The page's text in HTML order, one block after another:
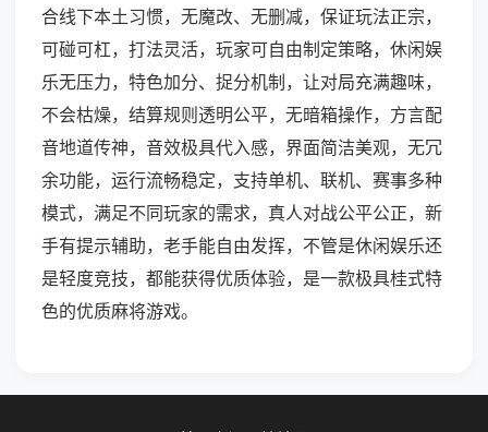
合线下本土习惯，无魔改、无删减，保证玩法正宗，
可碰可杠，打法灵活，玩家可自由制定策略，休闲娱
乐无压力，特色加分、捉分机制，让对局充满趣味，
不会枯燥，结算规则透明公平，无暗箱操作，方言配
音地道传神，音效极具代入感，界面简洁美观，无冗
余功能，运行流畅稳定，支持单机、联机、赛事多种
模式，满足不同玩家的需求，真人对战公平公正，新
手有提示辅助，老手能自由发挥，不管是休闲娱乐还
是轻度竞技，都能获得优质体验，是一款极具桂式特
色的优质麻将游戏。